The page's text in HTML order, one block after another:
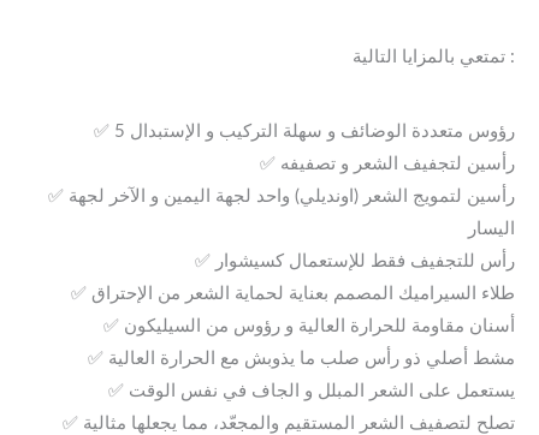
تمتعي بالمزايا التالية :
✅ 5 رؤوس متعددة الوضائف و سهلة التركيب و الإستبدال
✅ رأسين لتجفيف الشعر و تصفيفه
✅ رأسين لتمويج الشعر (اونديلي) واحد لجهة اليمين و الآخر لجهة
اليسار
✅ رأس للتجفيف فقط للإستعمال كسيشوار
✅ طلاء السيراميك المصمم بعناية لحماية الشعر من الإحتراق
✅ أسنان مقاومة للحرارة العالية و رؤوس من السيليكون
✅ مشط أصلي ذو رأس صلب ما يذوبش مع الحرارة العالية
✅ يستعمل على الشعر المبلل و الجاف في نفس الوقت
✅ تصلح لتصفيف الشعر المستقيم والمجعّد، مما يجعلها مثالية